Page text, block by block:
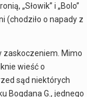
„Słowik” i „Bolo”
(chodziło o napady z
zaskoczeniem. Mimo
wieść o
sąd niektórych
Bogdana G., jednego